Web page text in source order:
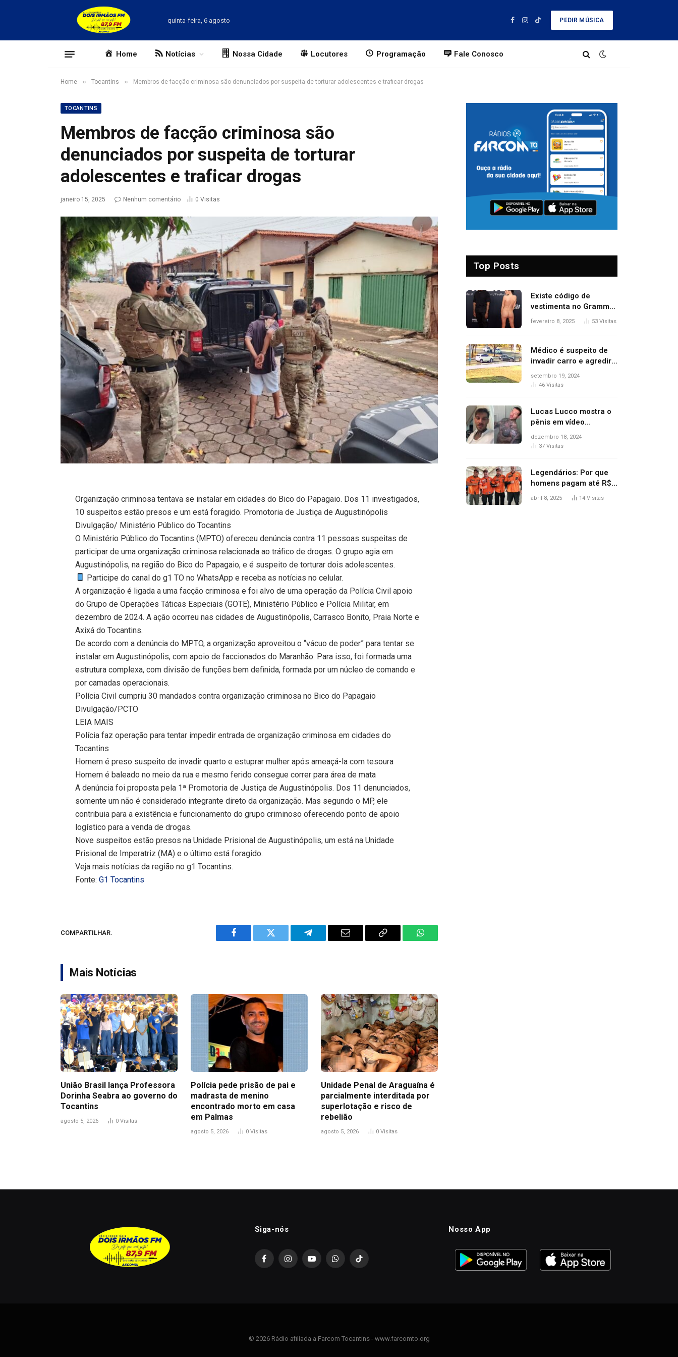
quinta-feira, 6 agosto
Facebook
Instagram
TikTok
PEDIR MÚSICA
Home Notícias Nossa Cidade Locutores Programação Fale Conosco
Home » Tocantins » Membros de facção criminosa são denunciados por suspeita de torturar adolescentes e traficar drogas
TOCANTINS
Membros de facção criminosa são
denunciados por suspeita de torturar
adolescentes e traficar drogas
janeiro 15, 2025 Nenhum comentário 0 Visitas
Organização criminosa tentava se instalar em cidades do Bico do Papagaio. Dos 11 investigados,
10 suspeitos estão presos e um está foragido. Promotoria de Justiça de Augustinópolis
Divulgação/ Ministério Público do Tocantins
O Ministério Público do Tocantins (MPTO) ofereceu denúncia contra 11 pessoas suspeitas de
participar de uma organização criminosa relacionada ao tráfico de drogas. O grupo agia em
Augustinópolis, na região do Bico do Papagaio, e é suspeito de torturar dois adolescentes.
Participe do canal do g1 TO no WhatsApp e receba as notícias no celular.
A organização é ligada a uma facção criminosa e foi alvo de uma operação da Polícia Civil apoio
do Grupo de Operações Táticas Especiais (GOTE), Ministério Público e Polícia Militar, em
dezembro de 2024. A ação ocorreu nas cidades de Augustinópolis, Carrasco Bonito, Praia Norte e
Axixá do Tocantins.
De acordo com a denúncia do MPTO, a organização aproveitou o “vácuo de poder” para tentar se
instalar em Augustinópolis, com apoio de faccionados do Maranhão. Para isso, foi formada uma
estrutura complexa, com divisão de funções bem definida, formada por um núcleo de comando e
por camadas operacionais.
Polícia Civil cumpriu 30 mandados contra organização criminosa no Bico do Papagaio
Divulgação/PCTO
LEIA MAIS
Polícia faz operação para tentar impedir entrada de organização criminosa em cidades do
Tocantins
Homem é preso suspeito de invadir quarto e estuprar mulher após ameaçá-la com tesoura
Homem é baleado no meio da rua e mesmo ferido consegue correr para área de mata
A denúncia foi proposta pela 1ª Promotoria de Justiça de Augustinópolis. Dos 11 denunciados,
somente um não é considerado integrante direto da organização. Mas segundo o MP, ele
contribuia para a existência e funcionamento do grupo criminoso oferecendo ponto de apoio
logístico para a venda de drogas.
Nove suspeitos estão presos na Unidade Prisional de Augustinópolis, um está na Unidade
Prisional de Imperatriz (MA) e o último está foragido.
Veja mais notícias da região no g1 Tocantins.
Fonte:G1 Tocantins
COMPARTILHAR.
Facebook Twitter Telegram Email
Copy
WhatsApp
Mais Notícias
União Brasil lança Professora
Dorinha Seabra ao governo do
Tocantins
agosto 5, 2026 0 Visitas
Polícia pede prisão de pai e
madrasta de menino
encontrado morto em casa
em Palmas
agosto 5, 2026 0 Visitas
Unidade Penal de Araguaína é
parcialmente interditada por
superlotação e risco de
rebelião
agosto 5, 2026 0 Visitas
Top Posts
Existe código de
vestimenta no Grammy?
Questionamento surgiu
aparecer nua na
premiação
fevereiro 8, 2025 53 Visitas
Médico é suspeito de
invadir carro e agredir
delegado aposentado
durante confusão no
setembro 19, 2024
46 Visitas
Lucas Lucco mostra o
pênis em vídeo
tomando banho, apaga
post e diz ‘foi mal’
dezembro 18, 2024
37 Visitas
Legendários: Por que
homens pagam até R$
81 mil para subir
abril 8, 2025 14 Visitas
Siga-nós
FacebookInstagramYouTubeWhatsAppTikTok
Nosso App
© 2026 Rádio afiliada a Farcom Tocantins - www.farcomto.org